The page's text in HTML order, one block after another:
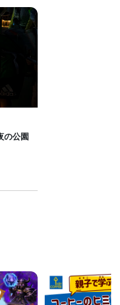
の公園